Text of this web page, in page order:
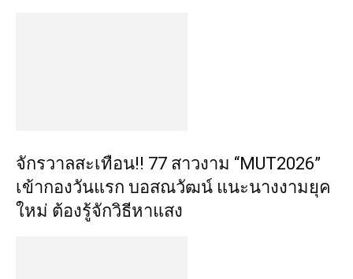
จักรวาลสะเทือน!! 77 สาวงาม “MUT2026”
เข้ากองวันแรก บอสณวัฒน์ แนะนางงามยุค
ใหม่ ต้องรู้จักวิธีหาแสง